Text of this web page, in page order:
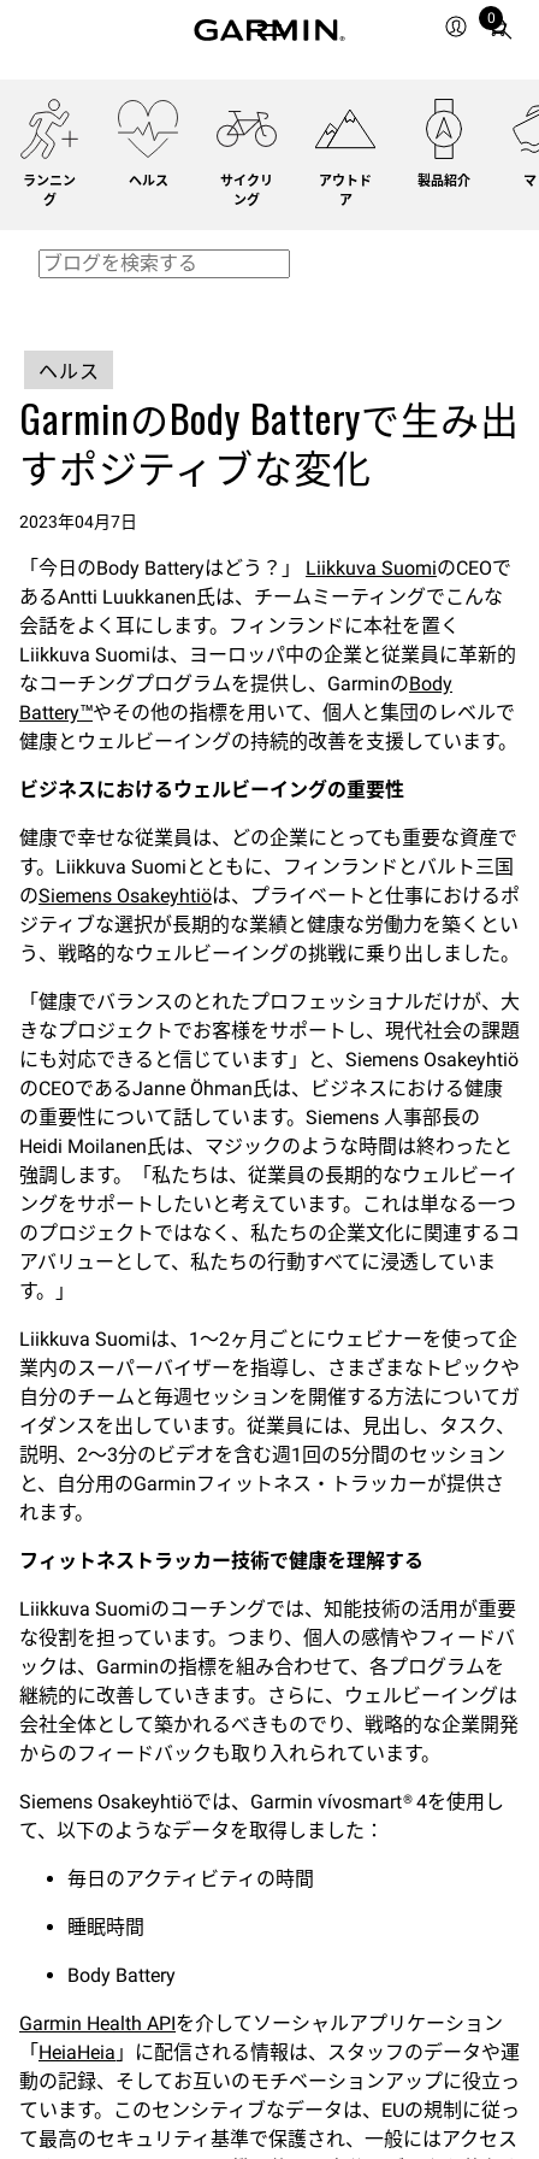
0
Total
ランニン
グ
ヘルス
サイクリ
ング
アウトド
ア
製品紹介
ヘルス
GarminのBody Batteryで生み出
すポジティブな変化
2023年04月7日
「今日のBody Batteryはどう？」 Liikkuva SuomiのCEOで
あるAntti Luukkanen氏は、チームミーティングでこんな
会話をよく耳にします。フィンランドに本社を置く
Liikkuva Suomiは、ヨーロッパ中の企業と従業員に革新的
なコーチングプログラムを提供し、GarminのBody
Battery™やその他の指標を用いて、個人と集団のレベルで
健康とウェルビーイングの持続的改善を支援しています。
ビジネスにおけるウェルビーイングの重要性
健康で幸せな従業員は、どの企業にとっても重要な資産で
す。Liikkuva Suomiとともに、フィンランドとバルト三国
のSiemens Osakeyhtiöは、プライベートと仕事におけるポ
ジティブな選択が長期的な業績と健康な労働力を築くとい
う、戦略的なウェルビーイングの挑戦に乗り出しました。
「健康でバランスのとれたプロフェッショナルだけが、大
きなプロジェクトでお客様をサポートし、現代社会の課題
にも対応できると信じています」と、Siemens Osakeyhtiö
のCEOであるJanne Öhman氏は、ビジネスにおける健康
の重要性について話しています。Siemens 人事部長の
Heidi Moilanen氏は、マジックのような時間は終わったと
強調します。「私たちは、従業員の長期的なウェルビーイ
ングをサポートしたいと考えています。これは単なる一つ
のプロジェクトではなく、私たちの企業文化に関連するコ
アバリューとして、私たちの行動すべてに浸透していま
す。」
Liikkuva Suomiは、1～2ヶ月ごとにウェビナーを使って企
業内のスーパーバイザーを指導し、さまざまなトピックや
自分のチームと毎週セッションを開催する方法についてガ
イダンスを出しています。従業員には、見出し、タスク、
説明、2～3分のビデオを含む週1回の5分間のセッション
と、自分用のGarminフィットネス・トラッカーが提供さ
れます。
フィットネストラッカー技術で健康を理解する
Liikkuva Suomiのコーチングでは、知能技術の活用が重要
な役割を担っています。つまり、個人の感情やフィードバ
ックは、Garminの指標を組み合わせて、各プログラムを
継続的に改善していきます。さらに、ウェルビーイングは
会社全体として築かれるべきものでり、戦略的な企業開発
からのフィードバックも取り入れられています。
Siemens Osakeyhtiöでは、Garmin vívosmart® 4を使用し
て、以下のようなデータを取得しました：
毎日のアクティビティの時間
睡眠時間
Body Battery
Garmin Health APIを介してソーシャルアプリケーション
「HeiaHeia 」に配信される情報は、スタッフのデータや運
動の記録、そしてお互いのモチベーションアップに役立っ
ています。このセンシティブなデータは、EUの規制に従っ
て最高のセキュリティ基準で保護され、一般にはアクセス